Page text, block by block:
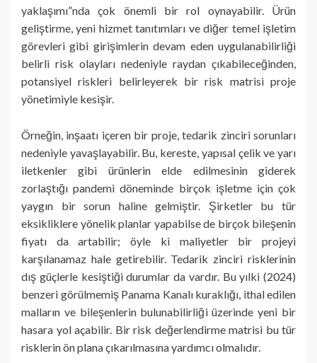
yaklaşımı”nda çok önemli bir rol oynayabilir. Ürün
geliştirme, yeni hizmet tanıtımları ve diğer temel işletim
görevleri gibi girişimlerin devam eden uygulanabilirliği
belirli risk olayları nedeniyle raydan çıkabileceğinden,
potansiyel riskleri belirleyerek bir risk matrisi proje
yönetimiyle kesişir.
Örneğin, inşaatı içeren bir proje, tedarik zinciri sorunları
nedeniyle yavaşlayabilir. Bu, kereste, yapısal çelik ve yarı
iletkenler gibi ürünlerin elde edilmesinin giderek
zorlaştığı pandemi döneminde birçok işletme için çok
yaygın bir sorun haline gelmiştir. Şirketler bu tür
eksikliklere yönelik planlar yapabilse de birçok bileşenin
fiyatı da artabilir; öyle ki maliyetler bir projeyi
karşılanamaz hale getirebilir. Tedarik zinciri risklerinin
dış güçlerle kesiştiği durumlar da vardır. Bu yılki (2024)
benzeri görülmemiş Panama Kanalı kuraklığı, ithal edilen
malların ve bileşenlerin bulunabilirliği üzerinde yeni bir
hasara yol açabilir. Bir risk değerlendirme matrisi bu tür
risklerin ön plana çıkarılmasına yardımcı olmalıdır.